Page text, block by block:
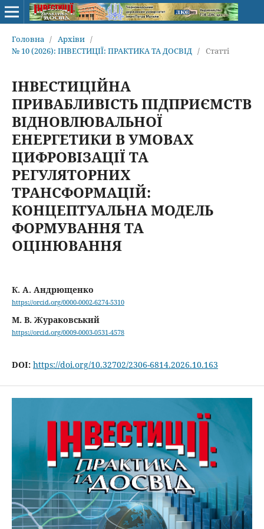
Головна / Архіви /
№ 10 (2026): ІНВЕСТИЦІЇ: ПРАКТИКА ТА ДОСВІД / Статті
ІНВЕСТИЦІЙНА
ПРИВАБЛИВІСТЬ ПІДПРИЄМСТВ
ВІДНОВЛЮВАЛЬНОЇ
ЕНЕРГЕТИКИ В УМОВАХ
ЦИФРОВІЗАЦІЇ ТА
РЕГУЛЯТОРНИХ
ТРАНСФОРМАЦІЙ:
КОНЦЕПТУАЛЬНА МОДЕЛЬ
ФОРМУВАННЯ ТА
ОЦІНЮВАННЯ
К. А. Андрющенко
https://orcid.org/0000-0002-6274-5310
М. В. Жураковський
https://orcid.org/0009-0003-0531-4578
DOI: https://doi.org/10.32702/2306-6814.2026.10.163